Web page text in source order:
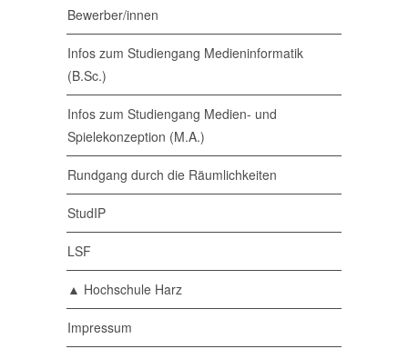
Bewerber/innen
Infos zum Studiengang Medieninformatik
(B.Sc.)
Infos zum Studiengang Medien- und
Spielekonzeption (M.A.)
Rundgang durch die Räumlichkeiten
StudIP
LSF
▲ Hochschule Harz
Impressum